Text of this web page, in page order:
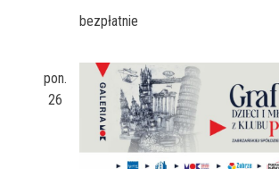
bezpłatnie
pon.
26